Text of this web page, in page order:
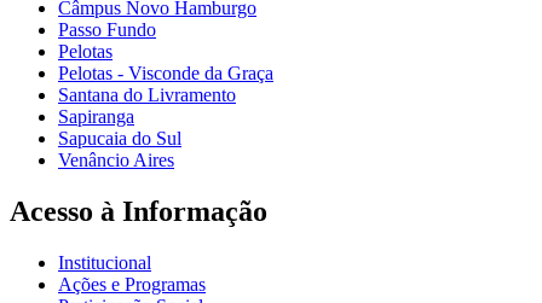
Câmpus Novo Hamburgo
Passo Fundo
Pelotas
Pelotas - Visconde da Graça
Santana do Livramento
Sapiranga
Sapucaia do Sul
Venâncio Aires
Acesso à Informação
Institucional
Ações e Programas